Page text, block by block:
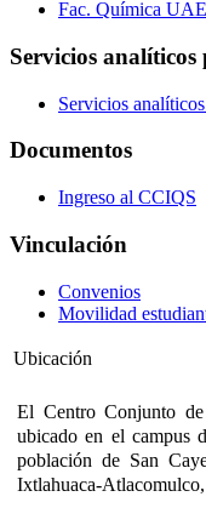
Fac. Química
Servicios
Servicios
Documentos
Ingreso al CCIQS
Vinculación
Convenios
Movilidad
Ubicación
El Centro Conjunto
ubicado en el campus
población de San
Ixtlahuaca-